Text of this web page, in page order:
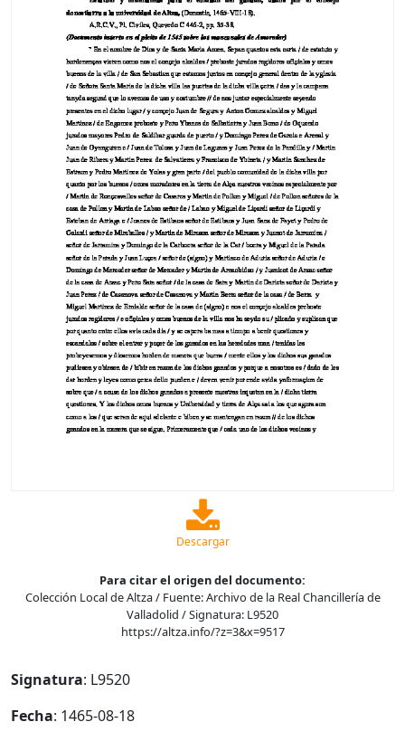
Descargar
Para citar el origen del documento:
Colección Local de Altza / Fuente: Archivo de la Real Chancillería de
Valladolid / Signatura: L9520
https://altza.info/?z=3&x=9517
Signatura: L9520
Fecha: 1465-08-18